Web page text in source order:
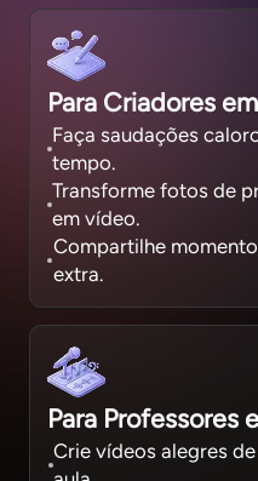
Para Criadores
Faça saudações
tempo.
Transforme fotos de
em vídeo.
Compartilhe
extra.
Para Professores
Crie vídeos alegres